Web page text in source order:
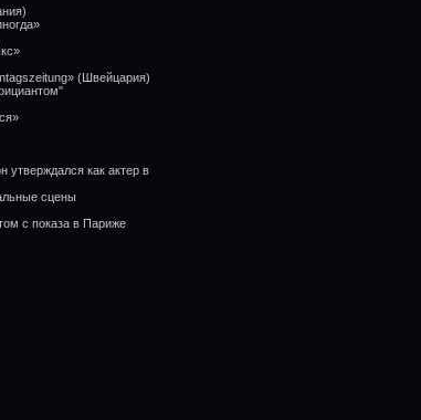
(Швейцария)
утверждался как актер в
сцены
с показа в Париже